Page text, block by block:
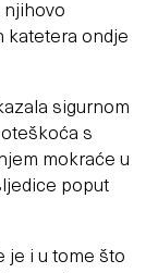
njihovo
katetera ondje
sigurnom
s
mokraće u
poput
je i u tome što